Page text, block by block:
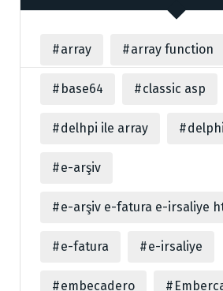
array array function
base64 classic asp
delhpi ile array delphi
e-arşiv
e-arşiv e-fatura e-irsaliye
e-fatura e-irsaliye
embecadero